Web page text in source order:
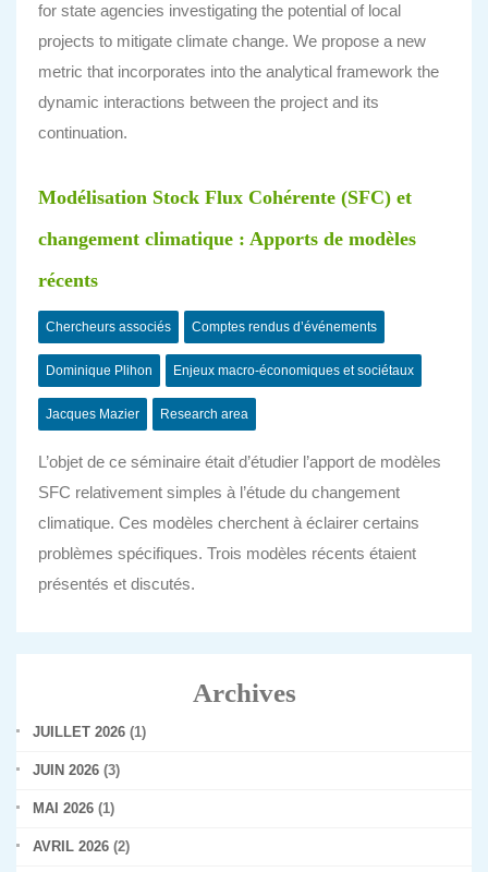
for state agencies investigating the potential of local
projects to mitigate climate change. We propose a new
metric that incorporates into the analytical framework the
dynamic interactions between the project and its
continuation.
Modélisation Stock Flux Cohérente (SFC) et
changement climatique : Apports de modèles
récents
Chercheurs associés Comptes rendus d’événements
Dominique Plihon Enjeux macro-économiques et sociétaux
Jacques Mazier Research area
L’objet de ce séminaire était d’étudier l’apport de modèles
SFC relativement simples à l’étude du changement
climatique. Ces modèles cherchent à éclairer certains
problèmes spécifiques. Trois modèles récents étaient
présentés et discutés.
Archives
JUILLET 2026 (1)
JUIN 2026 (3)
MAI 2026 (1)
AVRIL 2026 (2)